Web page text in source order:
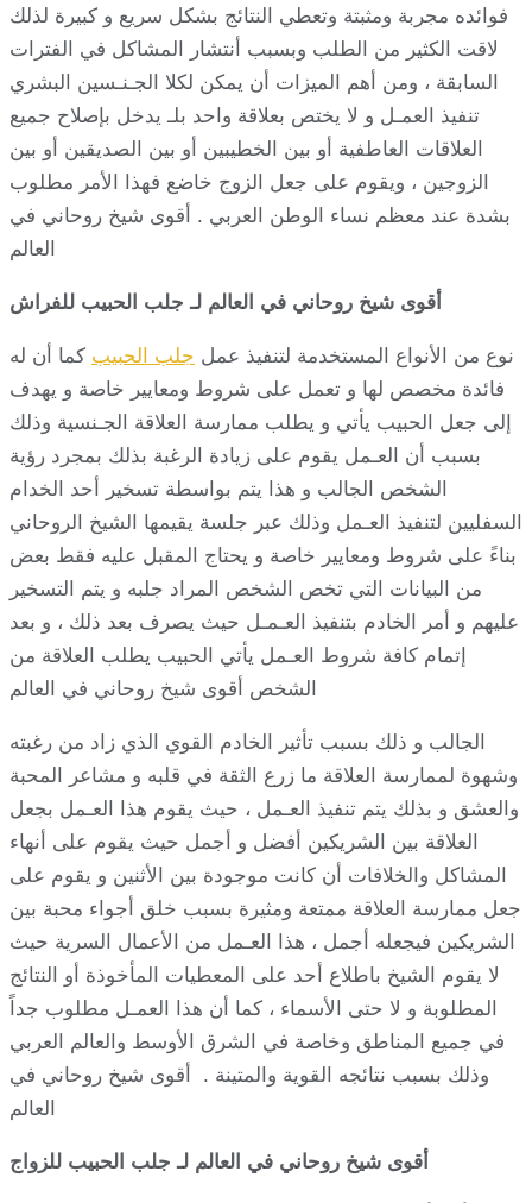
فوائده مجربة ومثبتة وتعطي النتائج بشكل سريع و كبيرة لذلك
لاقت الكثير من الطلب وبسبب أنتشار المشاكل في الفترات
السابقة ، ومن أهم الميزات أن يمكن لكلا الجـنـسين البشري
تنفيذ العمـل و لا يختص بعلاقة واحد بلـ يدخل بإصلاح جميع
العلاقات العاطفية أو بين الخطيبين أو بين الصديقين أو بين
الزوجين ، ويقوم على جعل الزوج خاضع فهذا الأمر مطلوب
بشدة عند معظم نساء الوطن العربي . أقوى شيخ روحاني في
العالم
أقوى شيخ روحاني في العالم لـ جلب الحبيب للفراش
نوع من الأنواع المستخدمة لتنفيذ عمل جلب الحبيب كما أن له
فائدة مخصص لها و تعمل على شروط ومعايير خاصة و يهدف
إلى جعل الحبيب يأتي و يطلب ممارسة العلاقة الجـنسية وذلك
بسبب أن العـمل يقوم على زيادة الرغبة بذلك بمجرد رؤية
الشخص الجالب و هذا يتم بواسطة تسخير أحد الخدام
السفليين لتنفيذ العـمل وذلك عبر جلسة يقيمها الشيخ الروحاني
بناءً على شروط ومعايير خاصة و يحتاج المقبل عليه فقط بعض
من البيانات التي تخص الشخص المراد جلبه و يتم التسخير
عليهم و أمر الخادم بتنفيذ العـمـل حيث يصرف بعد ذلك ، و بعد
إتمام كافة شروط العـمل يأتي الحبيب يطلب العلاقة من
الشخص أقوى شيخ روحاني في العالم
الجالب و ذلك بسبب تأثير الخادم القوي الذي زاد من رغبته
وشهوة لممارسة العلاقة ما زرع الثقة في قلبه و مشاعر المحبة
والعشق و بذلك يتم تنفيذ العـمل ، حيث يقوم هذا العـمل بجعل
العلاقة بين الشريكين أفضل و أجمل حيث يقوم على أنهاء
المشاكل والخلافات أن كانت موجودة بين الأثنين و يقوم على
جعل ممارسة العلاقة ممتعة ومثيرة بسبب خلق أجواء محبة بين
الشريكين فيجعله أجمل ، هذا العـمل من الأعمال السرية حيث
لا يقوم الشيخ باطلاع أحد على المعطيات المأخوذة أو النتائج
المطلوبة و لا حتى الأسماء ، كما أن هذا العمـل مطلوب جداً
في جميع المناطق وخاصة في الشرق الأوسط والعالم العربي
وذلك بسبب نتائجه القوية والمتينة . أقوى شيخ روحاني في
العالم